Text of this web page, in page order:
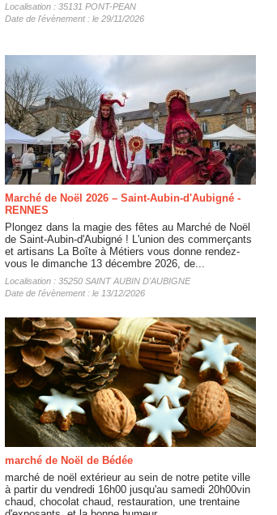
Localisation : 35131 PONT-PEAN
Date de l'évènement : le 29/11/2026
Marché de Noël 2026 – Saint-Aubin-d'Aubigné -
RENNES
Plongez dans la magie des fêtes au Marché de Noël
de Saint-Aubin-d'Aubigné ! L'union des commerçants
et artisans La Boîte à Métiers vous donne rendez-
vous le dimanche 13 décembre 2026, de...
Localisation : 35250 SAINT AUBIN D'AUBIGNE
Date de l'évènement : le 13/12/2026
marché de Noël de Bédée
marché de noël extérieur au sein de notre petite ville
à partir du vendredi 16h00 jusqu'au samedi 20h00vin
chaud, chocolat chaud, restauration, une trentaine